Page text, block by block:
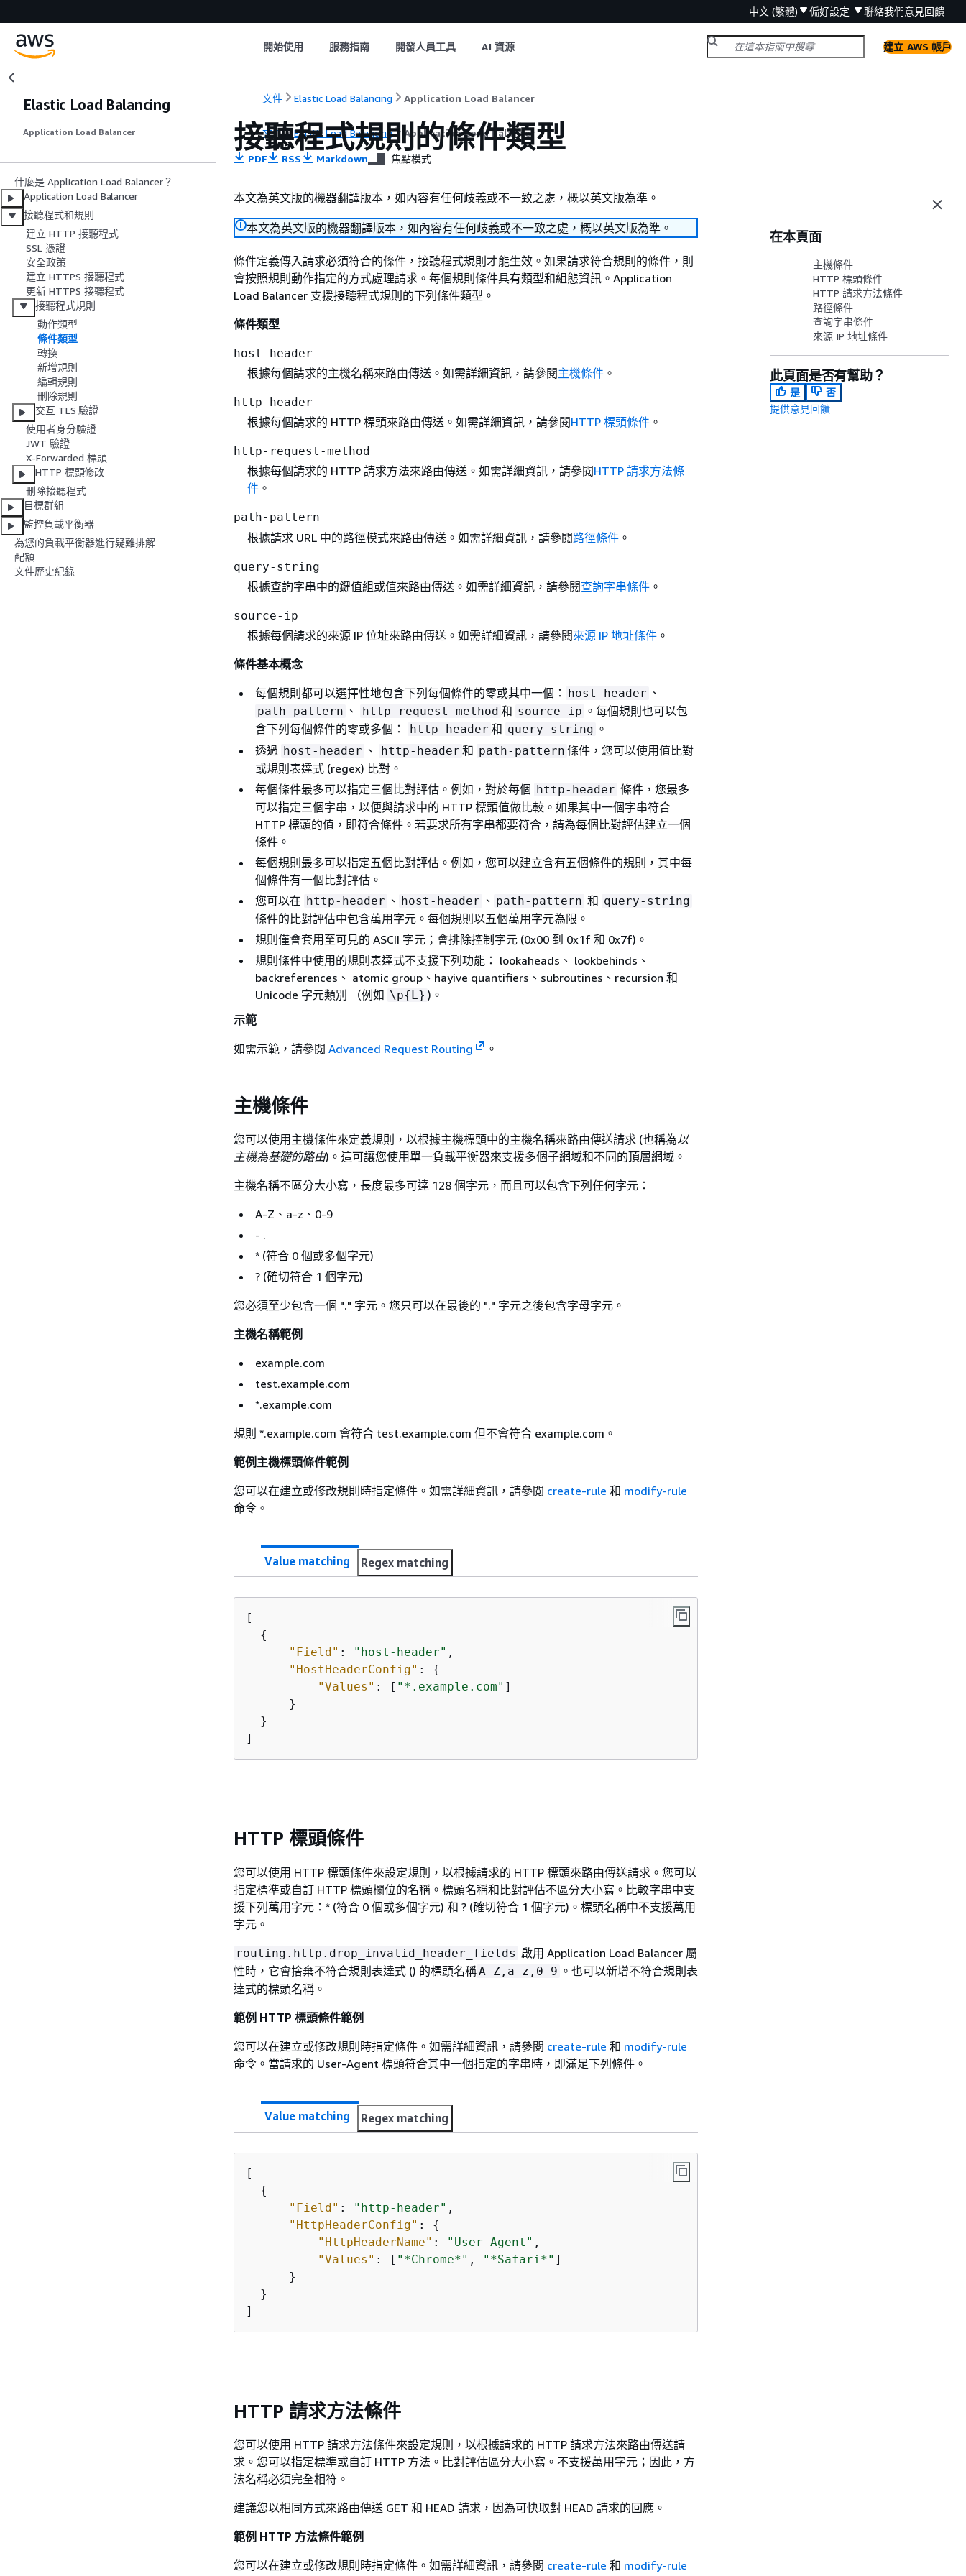
中文 (繁體) 偏好設定 聯絡我們意見回饋
開始使用 服務指南 開發人員工具 AI 資源 建立 AWS 帳戶
Elastic Load Balancing
Application Load Balancer
什麼是 Application Load Balancer？
Application Load Balancer
接聽程式和規則
建立 HTTP 接聽程式
SSL 憑證
安全政策
建立 HTTPS 接聽程式
更新 HTTPS 接聽程式
接聽程式規則
動作類型
條件類型
轉換
新增規則
編輯規則
刪除規則
交互 TLS 驗證
使用者身分驗證
JWT 驗證
X-Forwarded 標頭
HTTP 標頭修改
刪除接聽程式
目標群組
監控負載平衡器
為您的負載平衡器進行疑難排解
配額
文件歷史紀錄
文件 Elastic Load Balancing Application Load Balancer
文件 Elastic Load Balancing Application Load Balancer
接聽程式規則的條件類型
PDF RSS Markdown 焦點模式
本文為英文版的機器翻譯版本，如內容有任何歧義或不一致之處，概以英文版為準。
本文為英文版的機器翻譯版本，如內容有任何歧義或不一致之處，概以英文版為準。
條件定義傳入請求必須符合的條件，接聽程式規則才能生效。如果請求符合規則的條件，則
會按照規則動作指定的方式處理請求。每個規則條件具有類型和組態資訊。Application
Load Balancer 支援接聽程式規則的下列條件類型。
條件類型
host-header
根據每個請求的主機名稱來路由傳送。如需詳細資訊，請參閱主機條件。
http-header
根據每個請求的 HTTP 標頭來路由傳送。如需詳細資訊，請參閱HTTP 標頭條件。
http-request-method
根據每個請求的 HTTP 請求方法來路由傳送。如需詳細資訊，請參閱HTTP 請求方法條
件。
path-pattern
根據請求 URL 中的路徑模式來路由傳送。如需詳細資訊，請參閱路徑條件。
query-string
根據查詢字串中的鍵值組或值來路由傳送。如需詳細資訊，請參閱查詢字串條件。
source-ip
根據每個請求的來源 IP 位址來路由傳送。如需詳細資訊，請參閱來源 IP 地址條件。
條件基本概念
每個規則都可以選擇性地包含下列每個條件的零或其中一個： host-header 、
path-pattern 、 http-request-method 和 source-ip 。每個規則也可以包
含下列每個條件的零或多個：
http-header 和 query-string 。
透過 host-header 、 http-header 和 path-pattern 條件，您可以使用值比對
或規則表達式 (regex) 比對。
每個條件最多可以指定三個比對評估。例如，對於每個 http-header 條件，您最多
可以指定三個字串，以便與請求中的 HTTP 標頭值做比較。如果其中一個字串符合
HTTP 標頭的值，即符合條件。若要求所有字串都要符合，請為每個比對評估建立一個
條件。
每個規則最多可以指定五個比對評估。例如，您可以建立含有五個條件的規則，其中每
個條件有一個比對評估。
您可以在 http-header 、 host-header 、 path-pattern 和 query-string
條件的比對評估中包含萬用字元。每個規則以五個萬用字元為限。
規則僅會套用至可見的 ASCII 字元；會排除控制字元 (0x00 到 0x1f 和 0x7f)。
規則條件中使用的規則表達式不支援下列功能： lookaheads、 lookbehinds、
backreferences、 atomic group、hayive quantifiers、subroutines、recursion 和
Unicode 字元類別 （例如 \p{L} )。
示範
如需示範，請參閱 Advanced Request Routing 。
主機條件
您可以使用主機條件來定義規則，以根據主機標頭中的主機名稱來路由傳送請求 (也稱為以
主機為基礎的路由)。這可讓您使用單一負載平衡器來支援多個子網域和不同的頂層網域。
主機名稱不區分大小寫，長度最多可達 128 個字元，而且可以包含下列任何字元：
A-Z、a-z、0-9
- .
* (符合 0 個或多個字元)
? (確切符合 1 個字元)
您必須至少包含一個 "." 字元。您只可以在最後的 "." 字元之後包含字母字元。
主機名稱範例
example.com
test.example.com
*.example.com
規則 *.example.com 會符合 test.example.com 但不會符合 example.com。
範例主機標頭條件範例
您可以在建立或修改規則時指定條件。如需詳細資訊，請參閱 create-rule 和 modify-rule
命令。
Value matching Regex matching
[
{
"Field" : "host-header" ,
"HostHeaderConfig" : {
"Values" : [ "*.example.com" ]
      }
  }
]
HTTP 標頭條件
您可以使用 HTTP 標頭條件來設定規則，以根據請求的 HTTP 標頭來路由傳送請求。您可以
指定標準或自訂 HTTP 標頭欄位的名稱。標頭名稱和比對評估不區分大小寫。比較字串中支
援下列萬用字元：* (符合 0 個或多個字元) 和 ? (確切符合 1 個字元)。標頭名稱中不支援萬用
字元。
routing.http.drop_invalid_header_fields 啟用 Application Load Balancer 屬
性時，它會捨棄不符合規則表達式 () 的標頭名稱A-Z,a-z,0-9 。也可以新增不符合規則表
達式的標頭名稱。
範例 HTTP 標頭條件範例
您可以在建立或修改規則時指定條件。如需詳細資訊，請參閱 create-rule 和 modify-rule
命令。當請求的 User-Agent 標頭符合其中一個指定的字串時，即滿足下列條件。
Value matching Regex matching
[
{
"Field" : "http-header" ,
"HttpHeaderConfig" : {
"HttpHeaderName" : "User-Agent" ,
"Values" : [ "*Chrome*" , "*Safari*" ]
      }
  }
]
HTTP 請求方法條件
您可以使用 HTTP 請求方法條件來設定規則，以根據請求的 HTTP 請求方法來路由傳送請
求。您可以指定標準或自訂 HTTP 方法。比對評估區分大小寫。不支援萬用字元；因此，方
法名稱必須完全相符。
建議您以相同方式來路由傳送 GET 和 HEAD 請求，因為可快取對 HEAD 請求的回應。
範例 HTTP 方法條件範例
您可以在建立或修改規則時指定條件。如需詳細資訊，請參閱 create-rule 和 modify-rule
在本頁面
主機條件
HTTP 標頭條件
HTTP 請求方法條件
路徑條件
查詢字串條件
來源 IP 地址條件
此頁面是否有幫助？
是
否
提供意見回饋